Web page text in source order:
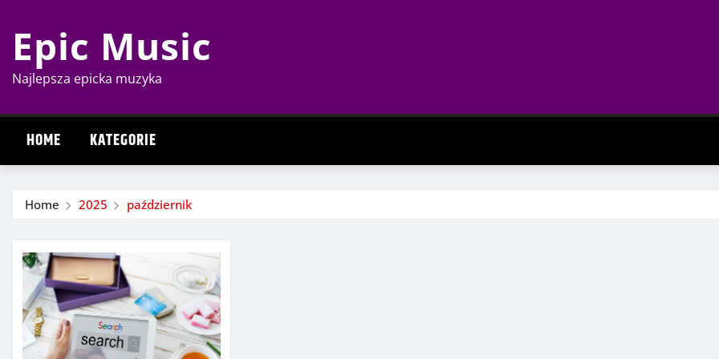
content
Epic Music
Najlepsza epicka muzyka
HOME KATEGORIE
Home 2025 październik